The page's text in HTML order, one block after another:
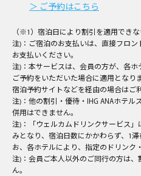
＞ ご予約はこちら
（※1）宿泊日により割引を適用できな
注)：ご宿泊のお支払いは、直接フロン
お支払いください。
注)：本サービスは、会員の方が、各
ご予約をいただいた場合に適用となり
宿泊予約サイトなどを経由の場合はご
注)：他の割引・優待・IHG ANAホテル
併用はできません。
注)：「ウェルカムドリンクサービス」
みとなり、宿泊日数にかかわらず、1
お、各ホテルにより、指定のドリンク
注)：会員ご本人以外のご同行の方は
ん。